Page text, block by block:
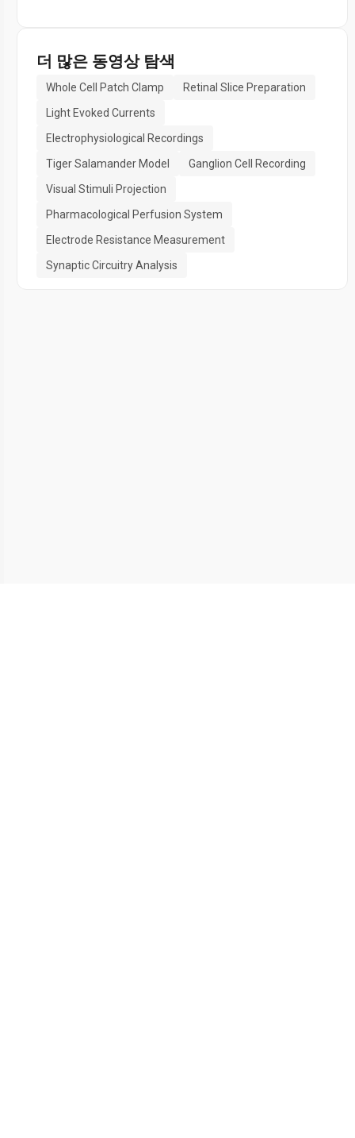
더 많은 동영상 탐색
Whole Cell Patch Clamp
Retinal Slice Preparation
Light Evoked Currents
Electrophysiological Recordings
Tiger Salamander Model
Ganglion Cell Recording
Visual Stimuli Projection
Pharmacological Perfusion System
Electrode Resistance Measurement
Synaptic Circuitry Analysis